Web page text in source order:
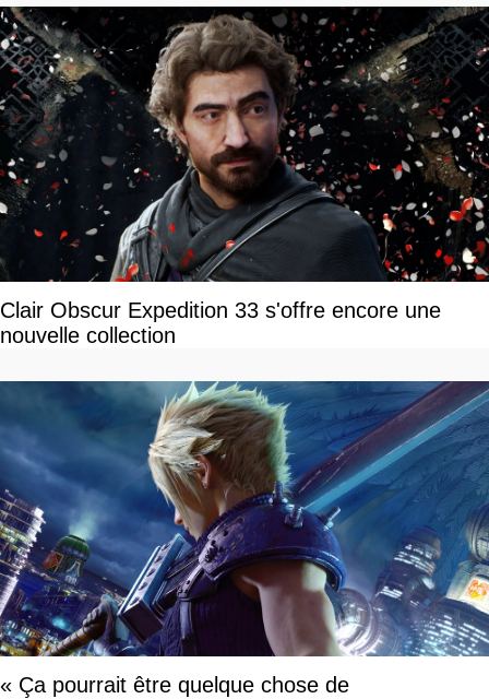
Clair Obscur Expedition 33 s'offre encore une
nouvelle collection
« Ça pourrait être quelque chose de